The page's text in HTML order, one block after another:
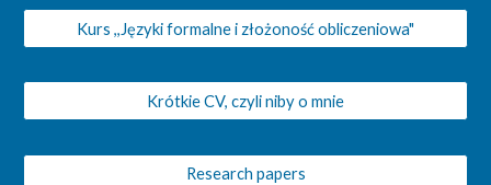
Kurs ,,Języki formalne i złożoność obliczeniowa"
Krótkie CV, czyli niby o mnie
Research papers